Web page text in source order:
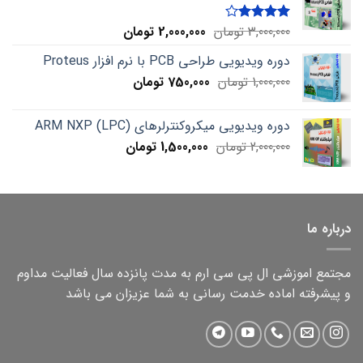
Rated
of 5
3,000,000 تومان Original
was:
3,000,000 تومان.
2,000,000 تومانCurrent
is:
دوره ویدیویی طراحی PCB با نرم افزار Proteus
1,000,000 تومان Original
was:
1,000,000 تومان.
750,000 تومانCurrent
is:
750,000 تومان. دوره ویدیویی میکروکنترلرهای ARM NXP (LPC)
2,000,000 تومان Original
2,000,000 تومان.
1,500,000 تومانCurrent
1,500,000 تومان.
درباره ما
مجتمع اموزشی ال پی سی ارم به مدت پانزده سال فعالیت مداوم
و پیشرفته اماده خدمت رسانی به شما عزیزان می باشد